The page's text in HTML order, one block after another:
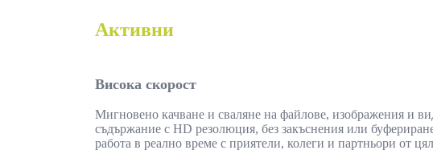
Активни
Висока скорост
Мигновено качване и сваляне на файлове, изображения и
съдържание с HD резолюция, без закъснения или
работа в реално време с приятели, колеги и партньори от